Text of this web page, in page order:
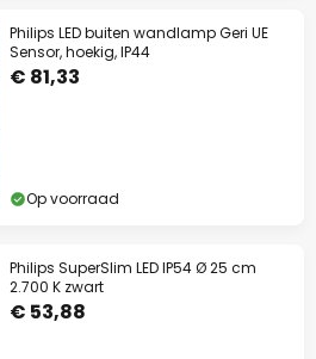
Philips LED buiten wandlamp Geri UE
Sensor, hoekig, IP44
€ 81,33
Op voorraad
Philips SuperSlim LED IP54 Ø 25 cm
2.700 K zwart
€ 53,88